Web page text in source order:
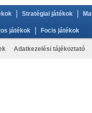
Stratégiai játékok
játékok Focis játékok
Adatkezelési tájékoztató